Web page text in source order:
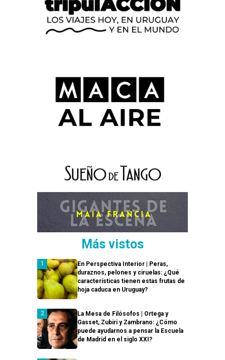
Más vistos
En Perspectiva Interior | Peras,
duraznos, pelones y ciruelas: ¿Qué
características tienen estas frutas de
hoja caduca en Uruguay?
La Mesa de Filósofos | Ortega y
Gasset, Zubiri y Zambrano: ¿Cómo
puede ayudarnos a pensar la Escuela
de Madrid en el siglo XXI?